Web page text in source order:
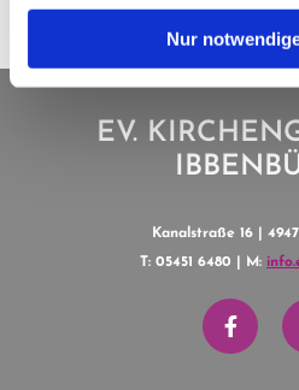
Nur
EV.
Kanalstraße 16 |
T: 05451 6480 | M: